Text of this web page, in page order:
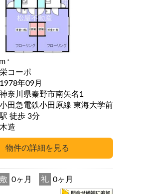
2
栄コーポ
1978年09月
神奈川県秦野市南矢名1
小田急電鉄小田原線 東海大学前
駅 徒歩 3分
木造
敷 0ヶ月 礼 0ヶ月